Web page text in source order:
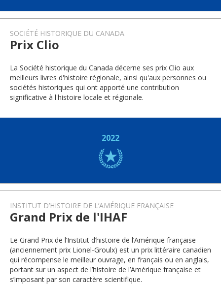
SOCIÉTÉ HISTORIQUE DU CANADA
Prix Clio
La Société historique du Canada décerne ses prix Clio aux
meilleurs livres d'histoire régionale, ainsi qu'aux personnes ou
sociétés historiques qui ont apporté une contribution
significative à l'histoire locale et régionale.
2022
INSTITUT D’HISTOIRE DE L’AMÉRIQUE FRANÇAISE
Grand Prix de l'IHAF
Le Grand Prix de l’Institut d’histoire de l’Amérique française
(anciennement prix Lionel-Groulx) est un prix littéraire canadien
qui récompense le meilleur ouvrage, en français ou en anglais,
portant sur un aspect de l’histoire de l’Amérique française et
s’imposant par son caractère scientifique.